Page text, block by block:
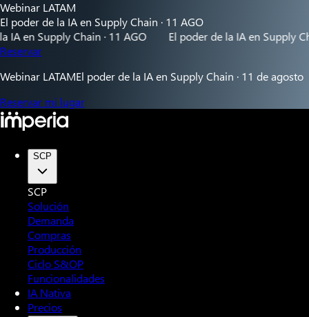
Webinar LATAM
El poder de la IA en Supply Chain · 11 AGO
Chain · 11 AGO
El poder de la IA en Supply Chain · 11
Reservar
Webinar LATAMEl poder de la IA en Supply Chain · 11 de agosto
Reservar mi lugar
SCP
SCP
Solución
Demanda
Compras
Producción
Ciclo S&OP
Funcionalidades
IA Nativa
Precios